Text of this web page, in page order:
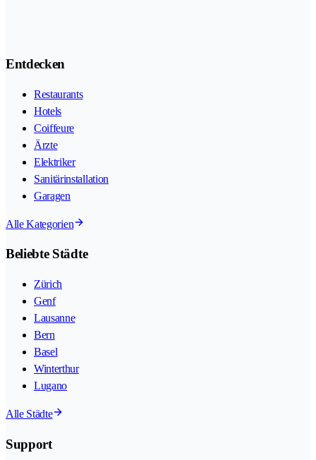
Entdecken
Restaurants
Hotels
Coiffeure
Ärzte
Elektriker
Sanitärinstallation
Garagen
Alle Kategorien
Beliebte Städte
Zürich
Genf
Lausanne
Bern
Basel
Winterthur
Lugano
Alle Städte
Support